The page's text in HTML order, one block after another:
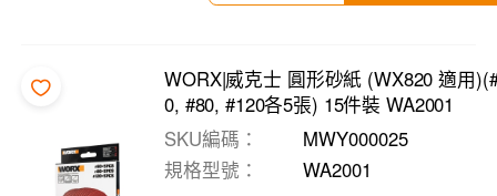
WORX|威克士 圓形砂紙 (WX820 適用
0, #80, #120各5張) 15件裝 WA2001
SKU編碼
MWY000025
規格型號
WA2001